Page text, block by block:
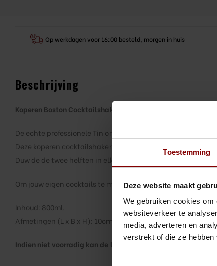
Toestemming
Deze website maakt
We gebruiken cookies
websiteverkeer te
media, adverteren en
verstrekt of die ze
Op werkdagen voor 16:00 besteld, morgen in huis
Beschrijving
Koperen Boston Cocktailshaker
De echte professionele Tin on Tin shaker.
Deze koperen cocktailshaker is een prachtige toevoeging
Duw de de twee helften in elkaar en het shaken kan
Om jouw eigen cocktails te maken!
Inhoud: 800ml.
Afmetingen (L x B x H): 10cm x 10cm x 25cm.
Indien niet voorradig kan de levertijd van dit product